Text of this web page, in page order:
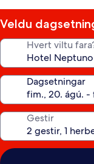
Veldu
Hvert viltu
Dagsetningar
Gestir